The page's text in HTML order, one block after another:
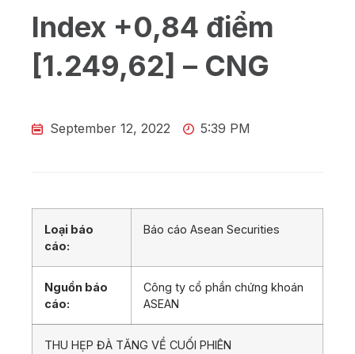
Index +0,84 điểm
[1.249,62] – CNG
September 12, 2022 5:39 PM
Loại báo
cáo:
Báo cáo Asean Securities
Nguồn báo
cáo:
Công ty cổ phần chứng khoán
ASEAN
THU HẸP ĐÀ TĂNG VỀ CUỐI PHIÊN